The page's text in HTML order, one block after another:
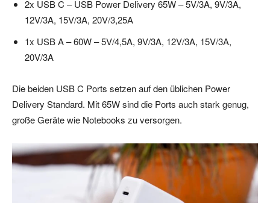
2x USB C – USB Power Delivery 65W – 5V/3A, 9V/3A,
12V/3A, 15V/3A, 20V/3,25A
1x USB A – 60W – 5V/4,5A, 9V/3A, 12V/3A, 15V/3A,
20V/3A
Die beiden USB C Ports setzen auf den üblichen Power
Delivery Standard. Mit 65W sind die Ports auch stark genug,
große Geräte wie Notebooks zu versorgen.